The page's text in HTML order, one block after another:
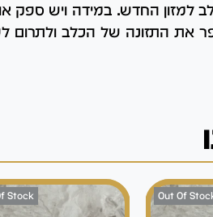
למזון החדש. במידה ויש ספק
את התזונה של הכלב
Out Of
Stock